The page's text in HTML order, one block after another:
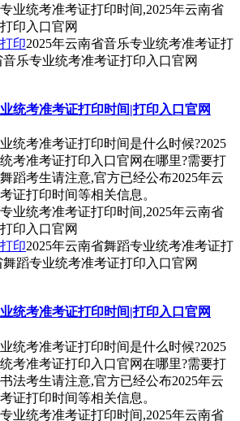
印2025年云南省音乐专业统考准考证打
乐专业统考准考证打印入口官网
统考准考证打印时间|打印入口官网
统考准考证打印时间是什么时候?2025
考准考证打印入口官网在哪里?需要打
蹈考生请注意,官方已经公布2025年云
证打印时间等相关信息。
印2025年云南省舞蹈专业统考准考证打
蹈专业统考准考证打印入口官网
统考准考证打印时间|打印入口官网
统考准考证打印时间是什么时候?2025
考准考证打印入口官网在哪里?需要打
法考生请注意,官方已经公布2025年云
证打印时间等相关信息。